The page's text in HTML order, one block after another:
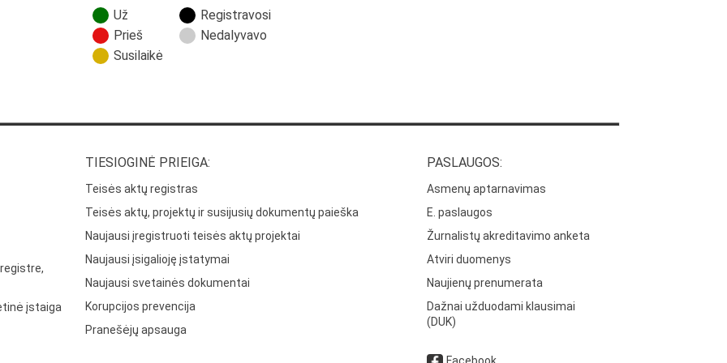
Už
Prieš
Susilaikė
Registravosi
Nedalyvavo
įstaiga
TIESIOGINĖ PRIEIGA:
Teisės aktų registras
Teisės aktų, projektų ir susijusių dokumentų paieška
Naujausi įregistruoti teisės aktų projektai
Naujausi įsigalioję įstatymai
Naujausi svetainės dokumentai
Korupcijos prevencija
Pranešėjų apsauga
PASLAUGOS:
Asmenų aptarnavimas
E. paslaugos
Žurnalistų akreditavimo anketa
Atviri duomenys
Naujienų prenumerata
Dažnai užduodami klausimai
(DUK)